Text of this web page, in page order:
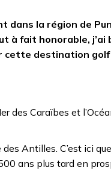
dans la région de
à fait honorable,
cette destination
des Caraïbes et
Antilles. C’est ici
ans plus tard en